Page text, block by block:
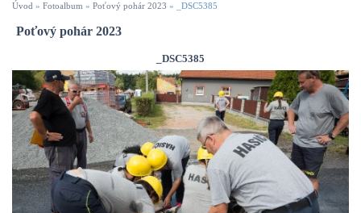
Úvod » Fotoalbum » Poťový pohár 2023 » _DSC5385
Poťový pohár 2023
_DSC5385